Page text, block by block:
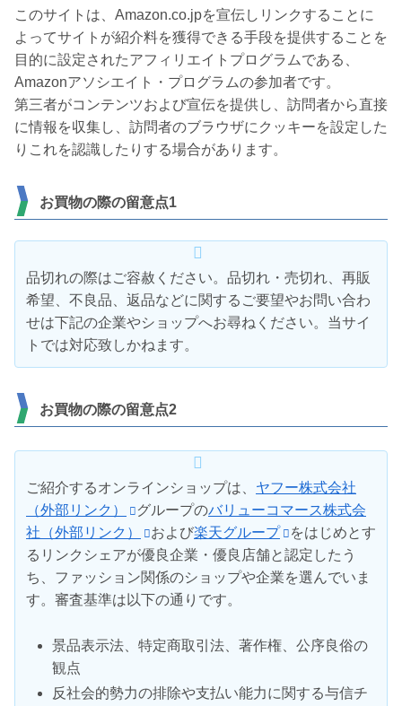
このサイトは、Amazon.co.jpを宣伝しリンクすることに
よってサイトが紹介料を獲得できる手段を提供することを
目的に設定されたアフィリエイトプログラムである、
Amazonアソシエイト・プログラムの参加者です。
第三者がコンテンツおよび宣伝を提供し、訪問者から直接
に情報を収集し、訪問者のブラウザにクッキーを設定した
りこれを認識したりする場合があります。
お買物の際の留意点1
品切れの際はご容赦ください。品切れ・売切れ、再販
希望、不良品、返品などに関するご要望やお問い合わ
せは下記の企業やショップへお尋ねください。当サイ
トでは対応致しかねます。
お買物の際の留意点2
ご紹介するオンラインショップは、 ヤフー株式会社
（外部リンク）
グループのバリューコマース株式会
社（外部リンク）
および楽天グループ
をはじめとす
るリンクシェアが優良企業・優良店舗と認定したう
ち、ファッション関係のショップや企業を選んでいま
す。審査基準は以下の通りです。
景品表示法、特定商取引法、著作権、公序良俗の
観点
反社会的勢力の排除や支払い能力に関する与信チ